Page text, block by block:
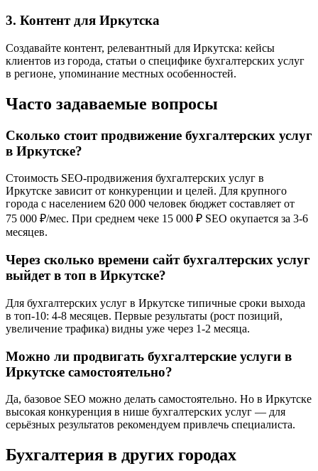
3. Контент для Иркутска
Создавайте контент, релевантный для Иркутска: кейсы
клиентов из города, статьи о специфике бухгалтерских услуг
в регионе, упоминание местных особенностей.
Часто задаваемые вопросы
Сколько стоит продвижение бухгалтерских услуг
в Иркутске?
Стоимость SEO-продвижения бухгалтерских услуг в
Иркутске зависит от конкуренции и целей. Для крупного
города с населением 620 000 человек бюджет составляет от
75 000 ₽/мес. При среднем чеке 15 000 ₽ SEO окупается за 3-6
месяцев.
Через сколько времени сайт бухгалтерских услуг
выйдет в топ в Иркутске?
Для бухгалтерских услуг в Иркутске типичные сроки выхода
в топ-10: 4-8 месяцев. Первые результаты (рост позиций,
увеличение трафика) видны уже через 1-2 месяца.
Можно ли продвигать бухгалтерские услуги в
Иркутске самостоятельно?
Да, базовое SEO можно делать самостоятельно. Но в Иркутске
высокая конкуренция в нише бухгалтерских услуг — для
серьёзных результатов рекомендуем привлечь специалиста.
Бухгалтерия в других городах